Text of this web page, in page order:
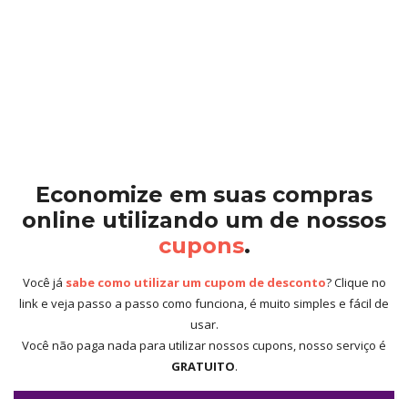
Economize em suas compras
online utilizando um de nossos
cupons.
Você já sabe como utilizar um cupom de desconto? Clique no
link e veja passo a passo como funciona, é muito simples e fácil de
usar.
Você não paga nada para utilizar nossos cupons, nosso serviço é
GRATUITO.